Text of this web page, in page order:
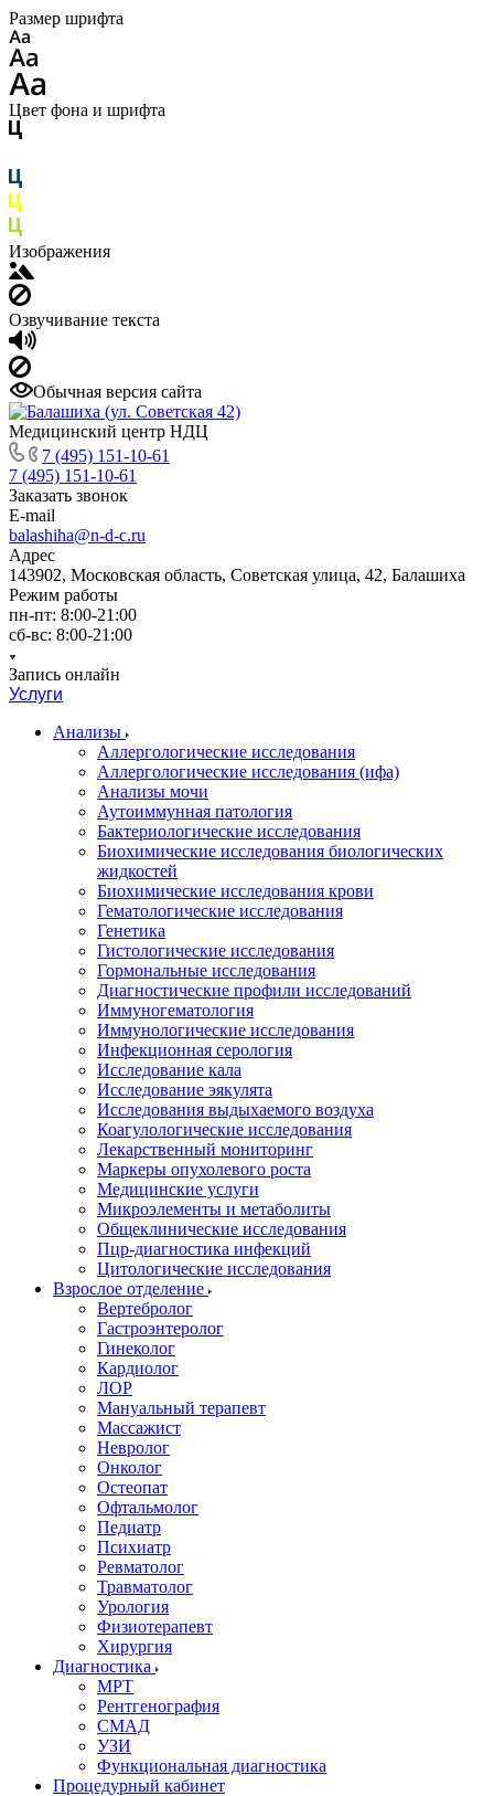
Размер шрифта
Цвет фона и шрифта
Изображения
Озвучивание текста
Обычная версия сайта
Медицинский центр НДЦ
7 (495) 151-10-61
7 (495) 151-10-61
Заказать звонок
E-mail
balashiha@n-d-c.ru
Адрес
143902, Московская область, Советская улица, 42, Балашиха
Режим работы
пн-пт: 8:00-21:00
сб-вс: 8:00-21:00
Запись онлайн
Услуги
Анализы
Аллергологические исследования
Аллергологические исследования (ифа)
Анализы мочи
Аутоиммунная патология
Бактериологические исследования
Биохимические исследования биологических
жидкостей
Биохимические исследования крови
Гематологические исследования
Генетика
Гистологические исследования
Гормональные исследования
Диагностические профили исследований
Иммуногематология
Иммунологические исследования
Инфекционная серология
Исследование кала
Исследование эякулята
Исследования выдыхаемого воздуха
Коагулологические исследования
Лекарственный мониторинг
Маркеры опухолевого роста
Медицинские услуги
Микроэлементы и метаболиты
Общеклинические исследования
Пцр-диагностика инфекций
Цитологические исследования
Взрослое отделение
Вертебролог
Гастроэнтеролог
Гинеколог
Кардиолог
ЛОР
Мануальный терапевт
Массажист
Невролог
Онколог
Остеопат
Офтальмолог
Педиатр
Психиатр
Ревматолог
Травматолог
Урология
Физиотерапевт
Хирургия
Диагностика
МРТ
Рентгенография
СМАД
УЗИ
Функциональная диагностика
Процедурный кабинет